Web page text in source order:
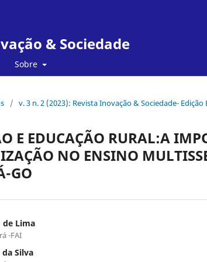
& Sociedade
Sobre
/ v. 3 n. 2 (2023): Revista Inovação & Sociedade- Edição
E EDUCAÇÃO RURAL:A
NO ENSINO
GO
de Lima
-FAI
Silva